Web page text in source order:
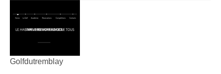
Golfdutremblay